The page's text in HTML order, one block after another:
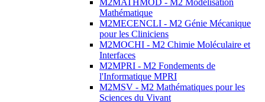
M2MATHMOD - M2 Modélisation
Mathématique
M2MECENCLI - M2 Génie Mécanique
pour les Cliniciens
M2MOCHI - M2 Chimie Moléculaire et
Interfaces
M2MPRI - M2 Fondements de
l'Informatique MPRI
M2MSV - M2 Mathématiques pour les
Sciences du Vivant